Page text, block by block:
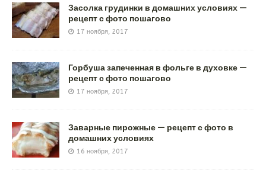
Засолка грудинки в домашних условиях —
рецепт с фото пошагово
17 ноября, 2017
Горбуша запеченная в фольге в духовке —
рецепт с фото пошагово
17 ноября, 2017
Заварные пирожные — рецепт с фото в
домашних условиях
16 ноября, 2017